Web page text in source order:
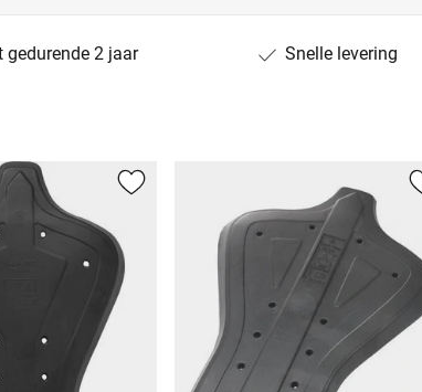
gedurende 2 jaar Snelle levering